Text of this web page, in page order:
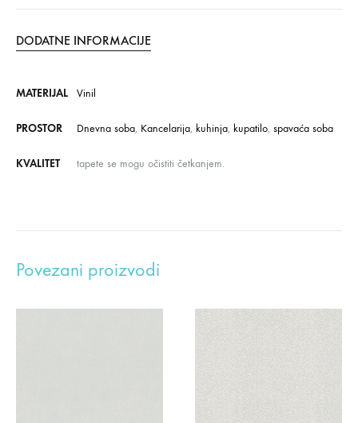
DODATNE INFORMACIJE
MATERIJAL Vinil
PROSTOR Dnevna soba, Kancelarija, kuhinja, kupatilo, spavaća soba
KVALITET tapete se mogu očistiti četkanjem.
Povezani proizvodi